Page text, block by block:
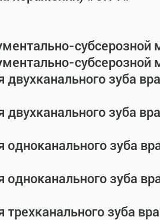
субсерозной
субсерозной
двухканального зуба
двухканального зуба
одноканального зуба
одноканального зуба
трехканального зуба